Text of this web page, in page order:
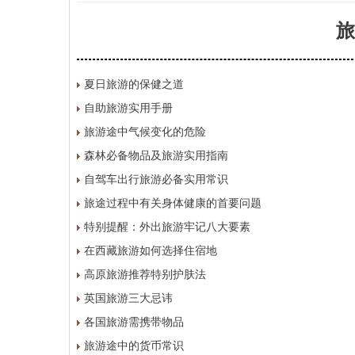
夏日旅游的保健之道
自助旅游实用手册
旅游途中气候变化的危险
森林必备物品及旅游实用指南
自驾车出行旅游必备实用常识
旅途过程中有关身体健康的首要问题
特别提醒：外出旅游牢记八大要素
在西藏旅游如何选择住宿地
高原旅游推荐特别护肤法
英国旅游三大忌讳
各国旅游需携带物品
旅游途中的货币常识